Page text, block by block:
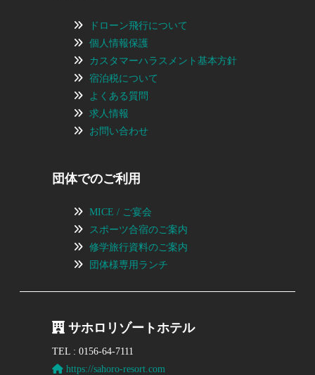
ドローン飛行について
個人情報保護
カスタマーハラスメント基本方針
宿泊税について
よくある質問
求人情報
お問い合わせ
団体でのご利用
MICE / ご宴会
スポーツ合宿のご案内
修学旅行資料のご案内
団体様専用ランチ
サホロリゾートホテル
TEL : 0156-64-7111
https://sahoro-resort.com